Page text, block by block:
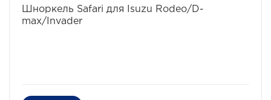
Шноркель Safari для Isuzu Rodeo/D-
max/Invader